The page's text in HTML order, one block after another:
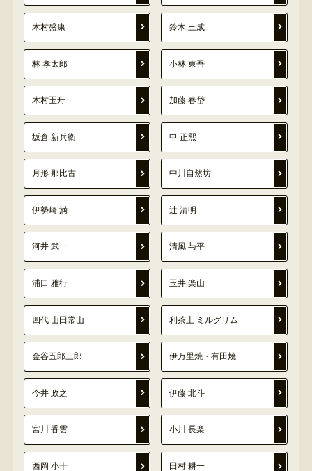
木村盛康 鈴木 三成
林 孝太郎 小林 東吾
木村玉舟 加藤 春岱
坂倉 新兵衛 申 正熙
月形 那比古 中川自然坊
伊勢崎 満 辻 清明
河井 武一 清風 与平
浦口 雅行 玉井 楽山
四代 山田常山 利茶土 ミルグリム
金谷五郎三郎 伊万里焼・有田焼
今井 政之 伊藤 北斗
宮川 香雲 小川 長楽
西岡 小十 田村 耕一